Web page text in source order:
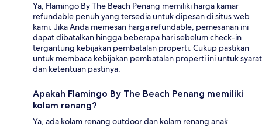
Ya, Flamingo By The Beach Penang memiliki harga kamar
refundable penuh yang tersedia untuk dipesan di situs web
kami. Jika Anda memesan harga refundable, pemesanan ini
dapat dibatalkan hingga beberapa hari sebelum check-in
tergantung kebijakan pembatalan properti. Cukup pastikan
untuk membaca kebijakan pembatalan properti ini untuk syarat
dan ketentuan pastinya.
Apakah Flamingo By The Beach Penang memiliki
kolam renang?
Ya, ada kolam renang outdoor dan kolam renang anak.